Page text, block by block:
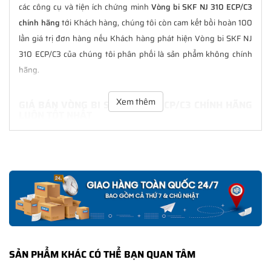
các công cụ và tiện ích chứng minh Vòng bi SKF NJ 310 ECP/C3
chính hãngtới Khách hàng, chúng tôi còn cam kết bồi hoàn 100
lần giá trị đơn hàng nếu Khách hàng phát hiện Vòng bi SKF NJ
310 ECP/C3 của chúng tôi phân phối là sản phẩm không chính
hãng.
GIÁ BÁN VÒNG BI SKF NJ 310 ECP/C3 CHÍNH HÃNG
TạiNGOCANH.COMgiá bán Vòng bi SKF NJ 310 ECP/C3 luôn là
trong suốt quá trình sử dụng các sản phẩm SKF chính hãng.
CHẾ ĐỘ BẢO HÀNH VÒNG BI SKF NJ 310 ECP/C3
CHÍNH HÃNG
Tất cả các sản phẩm SKF chính hãng do
phối đều được bảo hành chính hãng theo đúng tiêu chuẩn bảo
Xem thêm
SẢN PHẨM KHÁC CÓ THỂ BẠN QUAN TÂM